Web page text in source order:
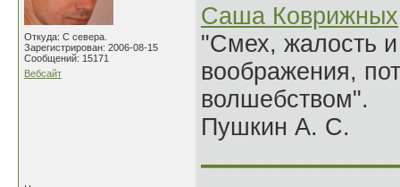
Откуда: С севера.
Зарегистрирован: 2006-08-15
Сообщений: 15171
Вебсайт
Саша Коврижных
"Смех, жалость
воображения,
волшебством".
Пушкин А. С.